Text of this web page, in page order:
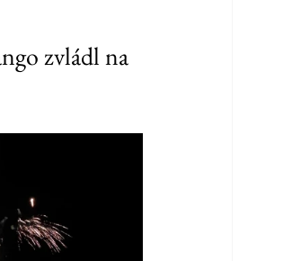
zvládl na